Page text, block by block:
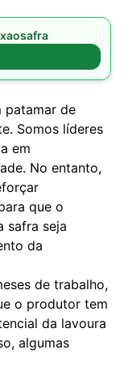
patamar de
Somos líderes
em
No entanto,
que o
safra seja
da
de trabalho,
o produtor tem
da lavoura
algumas